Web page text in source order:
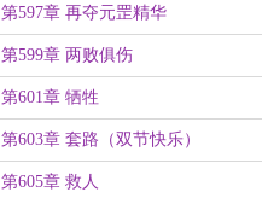
第597章 再夺元罡精华
第599章 两败俱伤
第601章 牺牲
第603章 套路（双节快乐）
第605章 救人